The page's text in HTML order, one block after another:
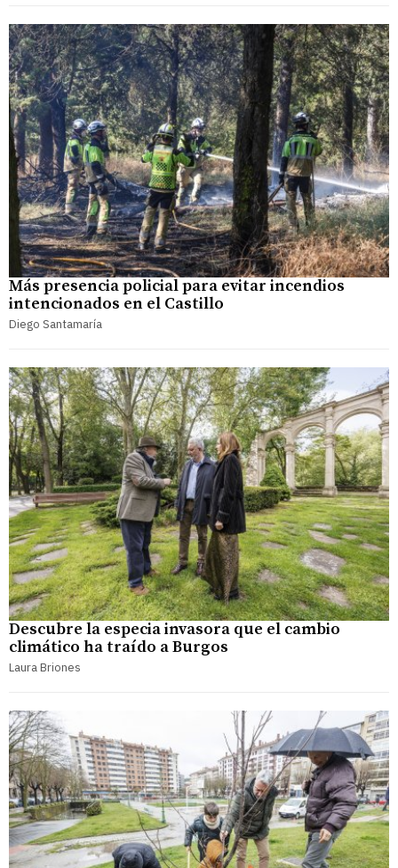
Más presencia policial para evitar incendios
intencionados en el Castillo
Diego Santamaría
Descubre la especia invasora que el cambio
climático ha traído a Burgos
Laura Briones